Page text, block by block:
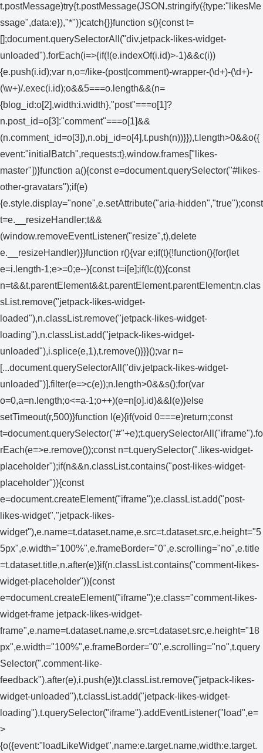
t.postMessage)try{t.postMessage(JSON.stringify({type:"likesMe
ssage",data:e}),"*")}catch{}}function s(){const t=
[];document.querySelectorAll("div.jetpack-likes-widget-
unloaded").forEach(i=>{if(!(e.indexOf(i.id)>-1)&&c(i))
{e.push(i.id);var n,o=/like-(post|comment)-wrapper-(\d+)-(\d+)-
(\w+)/.exec(i.id);o&&5===o.length&&(n=
{blog_id:o[2],width:i.width},"post"===o[1]?
n.post_id=o[3]:"comment"===o[1]&&
(n.comment_id=o[3]),n.obj_id=o[4],t.push(n))}}),t.length>0&&o({
event:"initialBatch",requests:t},window.frames["likes-
master"])}function a(){const e=document.querySelector("#likes-
other-gravatars");if(e)
{e.style.display="none",e.setAttribute("aria-hidden","true");const
t=e.__resizeHandler;t&&
(window.removeEventListener("resize",t),delete
e.__resizeHandler)}}function r(){var e;if(t){!function(){for(let
e=i.length-1;e>=0;e--){const t=i[e];if(!c(t)){const
n=t&&t.parentElement&&t.parentElement.parentElement;n.clas
sList.remove("jetpack-likes-widget-
loaded"),n.classList.remove("jetpack-likes-widget-
loading"),n.classList.add("jetpack-likes-widget-
unloaded"),i.splice(e,1),t.remove()}}}();var n=
[...document.querySelectorAll("div.jetpack-likes-widget-
unloaded")].filter(e=>c(e));n.length>0&&s();for(var
o=0,a=n.length;o<=a-1;o++)(e=n[o].id)&&l(e)}else
setTimeout(r,500)}function l(e){if(void 0===e)return;const
t=document.querySelector("#"+e);t.querySelectorAll("iframe").fo
rEach(e=>e.remove());const n=t.querySelector(".likes-widget-
placeholder");if(n&&n.classList.contains("post-likes-widget-
placeholder")){const
e=document.createElement("iframe");e.classList.add("post-
likes-widget","jetpack-likes-
widget"),e.name=t.dataset.name,e.src=t.dataset.src,e.height="5
5px",e.width="100%",e.frameBorder="0",e.scrolling="no",e.title
=t.dataset.title,n.after(e)}if(n.classList.contains("comment-likes-
widget-placeholder")){const
e=document.createElement("iframe");e.class="comment-likes-
widget-frame jetpack-likes-widget-
frame",e.name=t.dataset.name,e.src=t.dataset.src,e.height="18
px",e.width="100%",e.frameBorder="0",e.scrolling="no",t.query
Selector(".comment-like-
feedback").after(e),i.push(e)}t.classList.remove("jetpack-likes-
widget-unloaded"),t.classList.add("jetpack-likes-widget-
loading"),t.querySelector("iframe").addEventListener("load",e=
>
{o({event:"loadLikeWidget",name:e.target.name,width:e.target.